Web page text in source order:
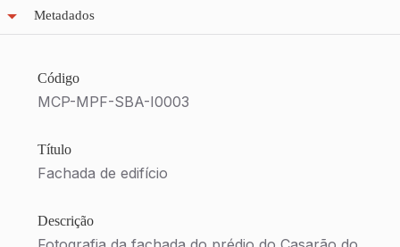
Metadados
Código
MCP-MPF-SBA-I0003
Título
Fachada de edifício
Descrição